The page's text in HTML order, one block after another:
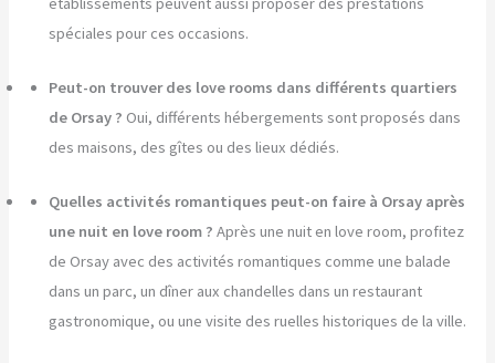
spéciales pour ces occasions.
Peut-on trouver des love rooms dans différents quartiers
de Orsay ? Oui, différents hébergements sont proposés dans
des maisons, des gîtes ou des lieux dédiés.
Quelles activités romantiques peut-on faire à Orsay après
une nuit en love room ? Après une nuit en love room, profitez
de Orsay avec des activités romantiques comme une balade
dans un parc, un dîner aux chandelles dans un restaurant
gastronomique, ou une visite des ruelles historiques de la ville.